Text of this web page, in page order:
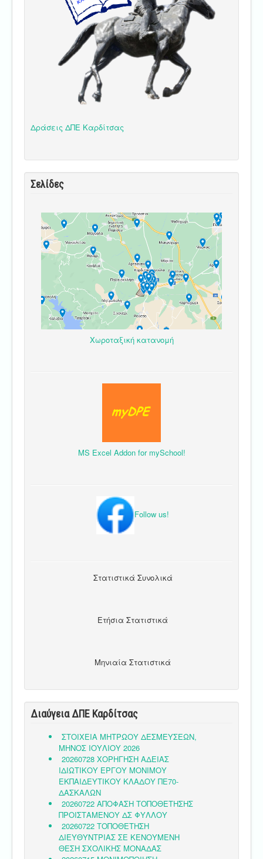
Δράσεις ΔΠΕ Καρδίτσας
Σελίδες
Χωροταξική κατανομή
MS Excel Addon for mySchool!
Follow us!
Στατιστικά Συνολικά
Ετήσια Στατιστικά
Μηνιαία Στατιστικά
Διαύγεια ΔΠΕ Καρδίτσας